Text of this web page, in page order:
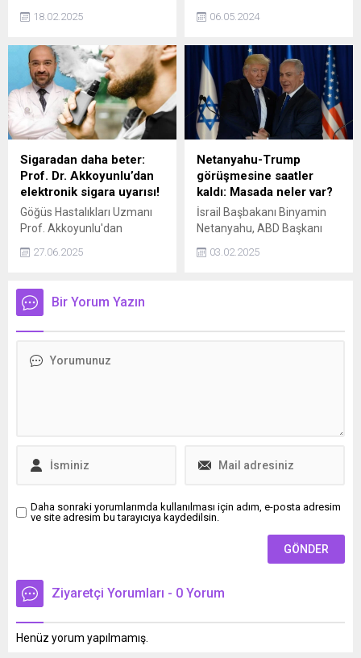
Belediye (İBB) Başkanı
içişleri bakanlarından
Sadettin Tantan ile Fatih
İskenderpaşa Mahallesi’nde
yapılan ve İstanbul Güreş
İhtisas Kulübü’ne
kazandırılacak yeni tesisin
temelini attı. İmamoğlu,
törenin ardından
gazetecilerin gündeme
ilişkin sorularını yanıtladı.
18.02.2025
Sivas'taki Divriği Ulu Camii
restorasyon çalışmaları
tamamlandı. Tarihi cami,
bugün Cumhurbaşkanı
Erdoğan'ın uzaktan
bağlantısı ile ziyarete ve
ibadete açılacak.
06.05.2024
Sigaradan daha beter:
Prof. Dr. Akkoyunlu’dan
elektronik sigara uyarısı!
Göğüs Hastalıkları Uzmanı
Prof. Akkoyunlu'dan
sigaraya oranla daha
masum olduğu düşünülen
özellikle gençlerde geri
dönüşü olmayan akciğer
konusunda uyarılarda
27.06.2025
Netanyahu-Trump
görüşmesine saatler
kaldı: Masada neler var?
İsrail Başbakanı Binyamin
Netanyahu, ABD Başkanı
Donald Trump'ın daveti
üzerine Washington'a geldi.
03.02.2025
Bir Yorum Yazın
Daha sonraki yorumlarımda kullanılması için adım, e-posta adresim
ve site adresim bu tarayıcıya kaydedilsin.
Ziyaretçi Yorumları - 0 Yorum
Henüz yorum yapılmamış.